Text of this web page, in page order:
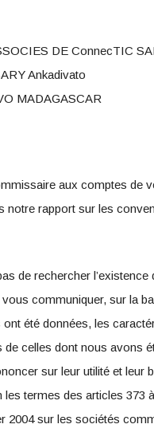
DE ConnecTIC
Ankadivato
MADAGASCAR
aux comptes de
notre rapport sur les
de rechercher l’existence
communiquer, sur la
été données, les
de celles dont nous avons
sur leur utilité et leur
les termes des articles 373
2004 sur les sociétés